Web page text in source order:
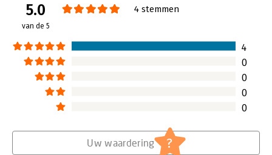
5.0
van de 5
4 stemmen
4
0
0
0
0
Uw waardering ?